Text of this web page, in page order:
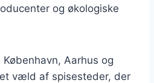
og økologiske
Aarhus og
væld af spisesteder, der